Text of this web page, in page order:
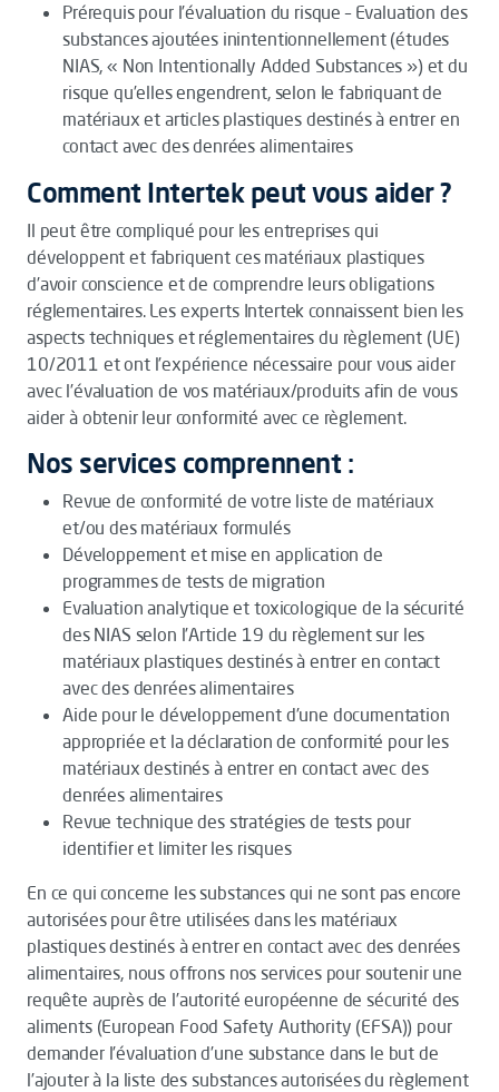
Prérequis pour l’évaluation du risque – Evaluation des
substances ajoutées inintentionnellement (études
NIAS, « Non Intentionally Added Substances ») et du
risque qu’elles engendrent, selon le fabriquant de
matériaux et articles plastiques destinés à entrer en
contact avec des denrées alimentaires
Comment Intertek peut vous aider ?
Il peut être compliqué pour les entreprises qui
développent et fabriquent ces matériaux plastiques
d’avoir conscience et de comprendre leurs obligations
réglementaires. Les experts Intertek connaissent bien les
aspects techniques et réglementaires du règlement (UE)
10/2011 et ont l’expérience nécessaire pour vous aider
avec l’évaluation de vos matériaux/produits afin de vous
aider à obtenir leur conformité avec ce règlement.
Nos services comprennent :
Revue de conformité de votre liste de matériaux
et/ou des matériaux formulés
Développement et mise en application de
programmes de tests de migration
Evaluation analytique et toxicologique de la sécurité
des NIAS selon l’Article 19 du règlement sur les
matériaux plastiques destinés à entrer en contact
avec des denrées alimentaires
Aide pour le développement d’une documentation
appropriée et la déclaration de conformité pour les
matériaux destinés à entrer en contact avec des
denrées alimentaires
Revue technique des stratégies de tests pour
identifier et limiter les risques
En ce qui concerne les substances qui ne sont pas encore
autorisées pour être utilisées dans les matériaux
plastiques destinés à entrer en contact avec des denrées
alimentaires, nous offrons nos services pour soutenir une
requête auprès de l’autorité européenne de sécurité des
aliments (European Food Safety Authority (EFSA)) pour
demander l’évaluation d’une substance dans le but de
l’ajouter à la liste des substances autorisées du règlement